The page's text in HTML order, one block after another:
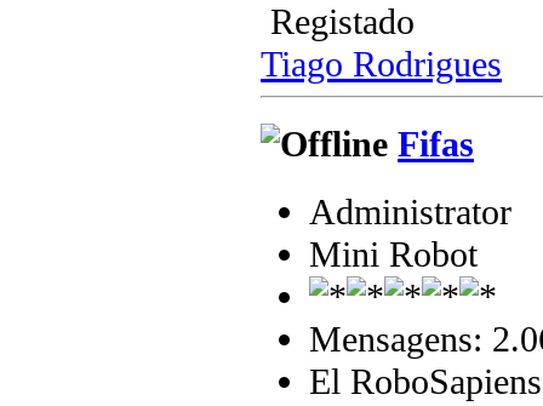
Registado
Tiago Rodrigues
Fifas
Administrator
Mini Robot
Mensagens:
El RoboSapiens